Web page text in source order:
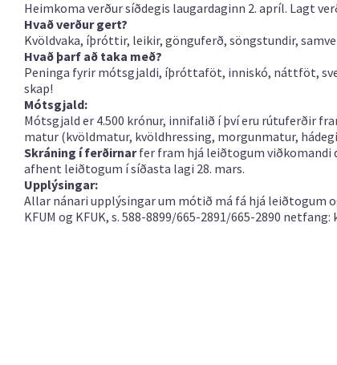
Heimkoma verður síðdegis laugardaginn 2. apríl. Lagt
Hvað verður gert?
Kvöldvaka, íþróttir, leikir, gönguferð, söngstundir,
Hvað þarf að taka með?
Peninga fyrir mótsgjaldi, íþróttaföt, inniskó, náttföt,
skap!
Mótsgjald:
Mótsgjald er 4.500 krónur, innifalið í því eru rútuferðir
matur (kvöldmatur, kvöldhressing, morgunmatur,
Skráning í ferðirnarfer fram hjá leiðtogum viðkomandi
afhent leiðtogum í síðasta lagi 28. mars.
Upplýsingar:
Allar nánari upplýsingar um mótið má fá hjá leiðtogum
KFUM og KFUK, s. 588-8899/665-2891/665-2890 netfang: